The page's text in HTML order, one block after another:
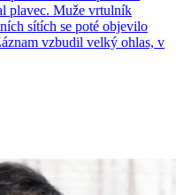
plavec. Muže vrtulník
sítích se poté objevilo
vzbudil velký ohlas, v